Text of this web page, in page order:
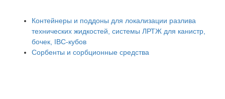
Контейнеры и поддоны для локализации разлива
технических жидкостей, системы ЛРТЖ для канистр,
бочек, IBC-кубов
Сорбенты и сорбционные средства